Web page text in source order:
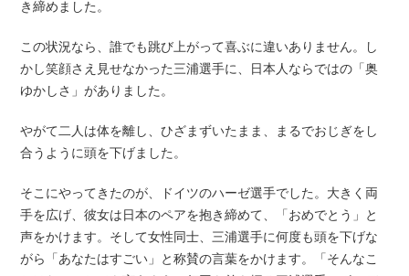
き締めました。
この状況なら、誰でも跳び上がって喜ぶに違いありません。し
かし笑顔さえ見せなかった三浦選手に、日本人ならではの「奥
ゆかしさ」がありました。
やがて二人は体を離し、ひざまずいたまま、まるでおじぎをし
合うように頭を下げました。
そこにやってきたのが、ドイツのハーゼ選手でした。大きく両
手を広げ、彼女は日本のペアを抱き締めて、「おめでとう」と
声をかけます。そして女性同士、三浦選手に何度も頭を下げな
がら「あなたはすごい」と称賛の言葉をかけます。「そんなこ